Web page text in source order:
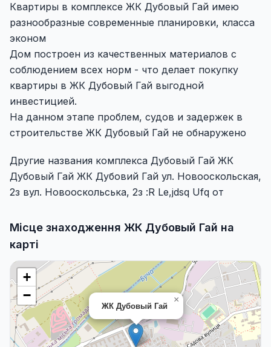
Квартиры в комплексе ЖК Дубовый Гай имею
разнообразные современные планировки, класса
эконом
Дом построен из качественных материалов с
соблюдением всех норм - что делает покупку
квартиры в ЖК Дубовый Гай выгодной
инвестицией.
На данном этапе проблем, судов и задержек в
строительстве ЖК Дубовый Гай не обнаружено
Другие названия комплекса Дубовый Гай ЖК
Дубовый Гай ЖК Дубовий Гай ул. Новооскольская,
2з вул. Новооскольська, 2з :R Le,jdsq Ufq от
Місце знаходження ЖК Дубовый Гай на
карті
ЖК Дубовый Гай
×
+
−